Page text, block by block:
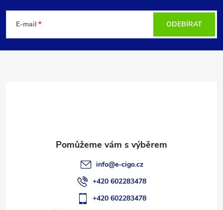
p
E-mail ODEBÍRAT
info@e-cigo.cz
+420 602283478
+420 602283478